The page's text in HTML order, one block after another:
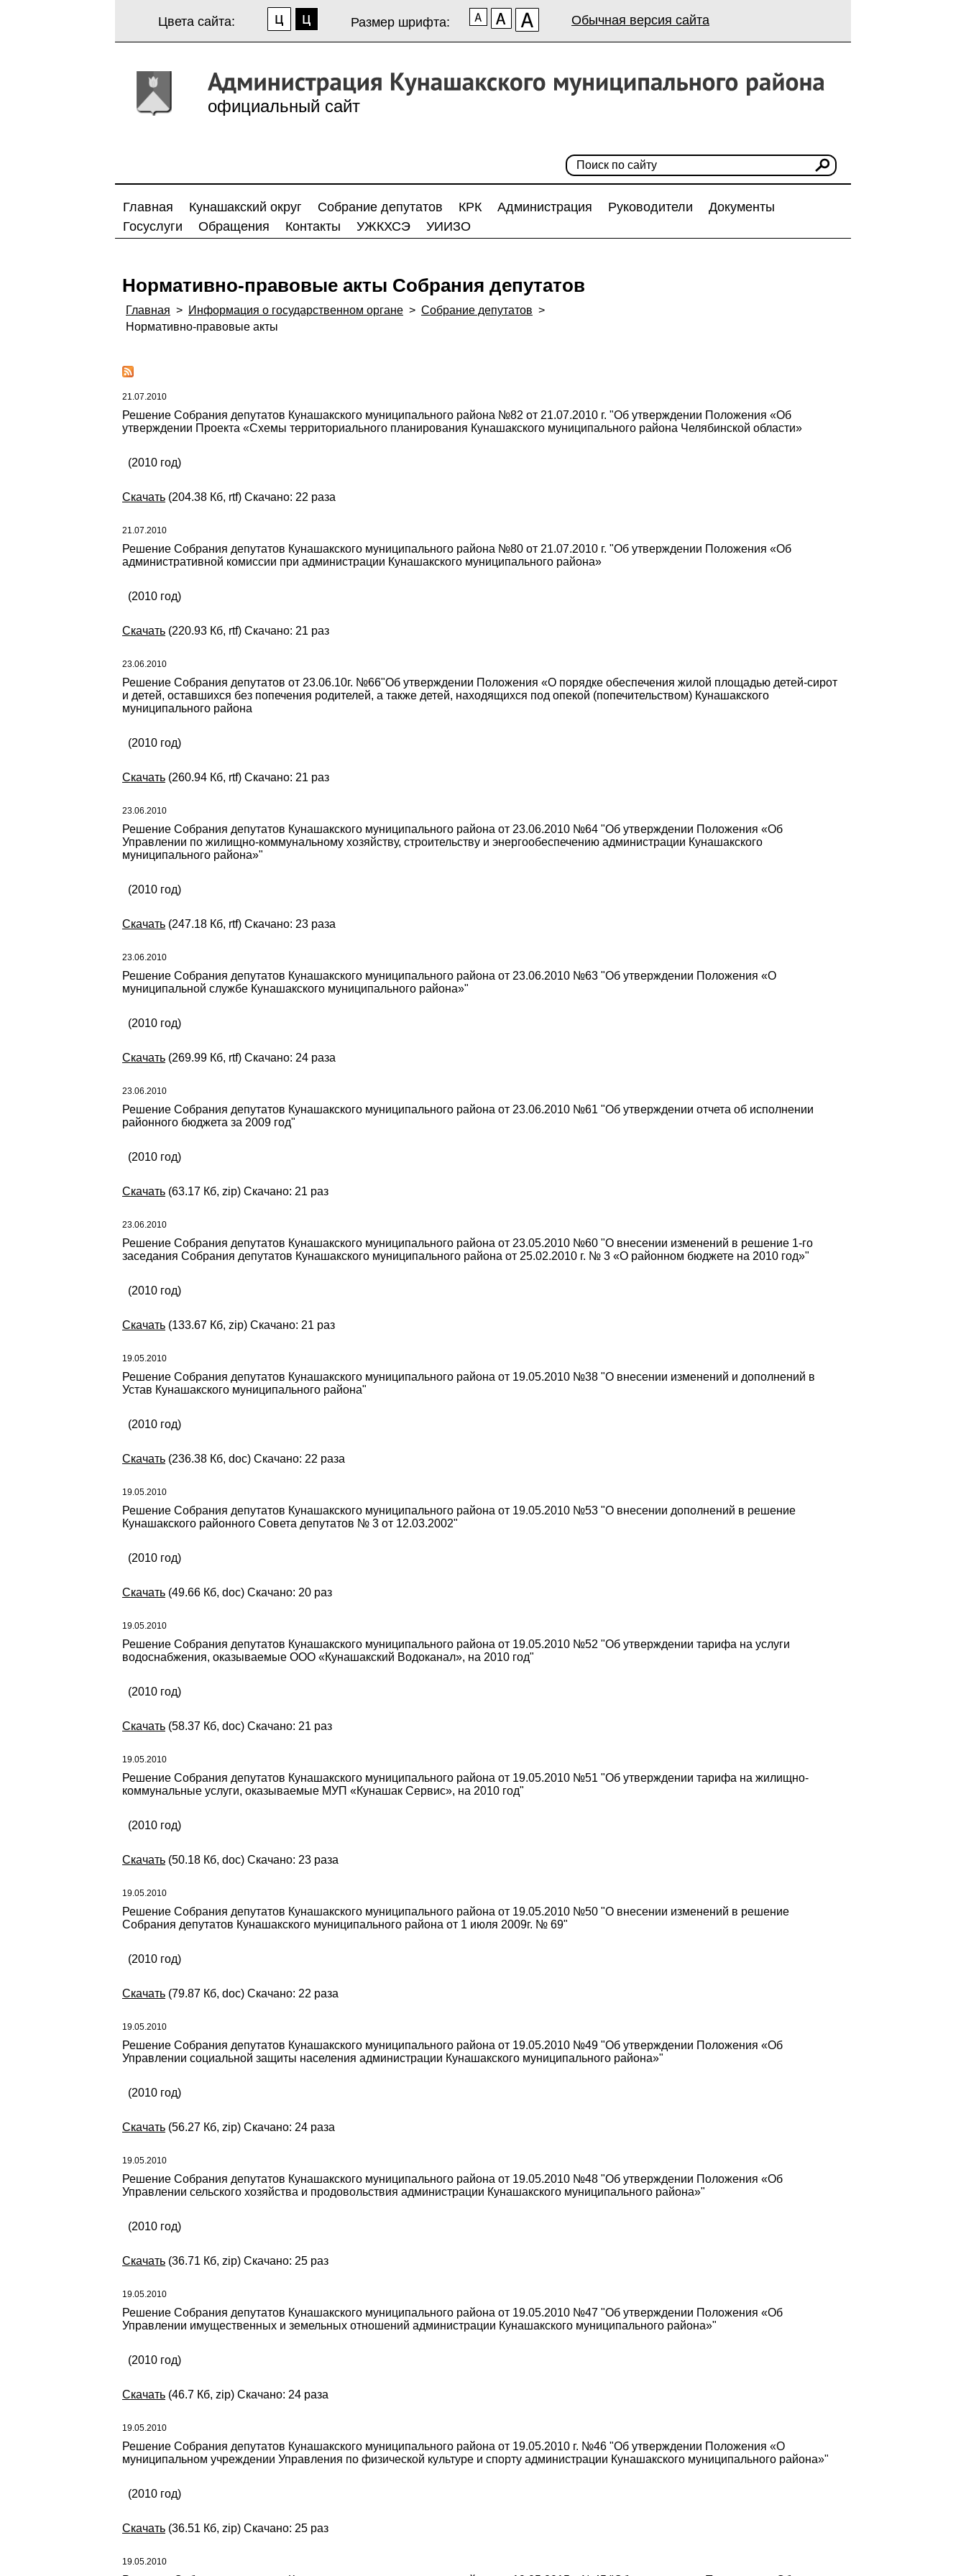
Цвета сайта: Размер шрифта: Обычная версия сайта
официальный сайт
Главная Кунашакский округ Собрание депутатов КРК Администрация Руководители
Документы
Госуслуги
Обращения Контакты УЖКХСЭ УИИЗО
Нормативно-правовые акты Собрания депутатов
Главная > Информация о государственном органе > Собрание депутатов >
Нормативно-правовые акты
21.07.2010
Решение Собрания депутатов Кунашакского муниципального района №82 от 21.07.2010 г. "Об утверждении Положения «Об
утверждении Проекта «Схемы территориального планирования Кунашакского муниципального района Челябинской области»
(2010 год)
Скачать (204.38 Кб, rtf) Скачано: 22 раза
21.07.2010
Решение Собрания депутатов Кунашакского муниципального района №80 от 21.07.2010 г. "Об утверждении Положения «Об
административной комиссии при администрации Кунашакского муниципального района»
(2010 год)
Скачать (220.93 Кб, rtf) Скачано: 21 раз
23.06.2010
Решение Собрания депутатов от 23.06.10г. №66"Об утверждении Положения «О порядке обеспечения жилой площадью детей-сирот
и детей, оставшихся без попечения родителей, а также детей, находящихся под опекой (попечительством) Кунашакского
муниципального района
(2010 год)
Скачать (260.94 Кб, rtf) Скачано: 21 раз
23.06.2010
Решение Собрания депутатов Кунашакского муниципального района от 23.06.2010 №64 "Об утверждении Положения «Об
Управлении по жилищно-коммунальному хозяйству, строительству и энергообеспечению администрации Кунашакского
муниципального района»"
(2010 год)
Скачать (247.18 Кб, rtf) Скачано: 23 раза
23.06.2010
Решение Собрания депутатов Кунашакского муниципального района от 23.06.2010 №63 "Об утверждении Положения «О
муниципальной службе Кунашакского муниципального района»"
(2010 год)
Скачать (269.99 Кб, rtf) Скачано: 24 раза
23.06.2010
Решение Собрания депутатов Кунашакского муниципального района от 23.06.2010 №61 "Об утверждении отчета об исполнении
районного бюджета за 2009 год"
(2010 год)
Скачать (63.17 Кб, zip) Скачано: 21 раз
23.06.2010
Решение Собрания депутатов Кунашакского муниципального района от 23.05.2010 №60 "О внесении изменений в решение 1-го
заседания Собрания депутатов Кунашакского муниципального района от 25.02.2010 г. № 3 «О районном бюджете на 2010 год»"
(2010 год)
Скачать (133.67 Кб, zip) Скачано: 21 раз
19.05.2010
Решение Собрания депутатов Кунашакского муниципального района от 19.05.2010 №38 "О внесении изменений и дополнений в
Устав Кунашакского муниципального района"
(2010 год)
Скачать (236.38 Кб, doc) Скачано: 22 раза
19.05.2010
Решение Собрания депутатов Кунашакского муниципального района от 19.05.2010 №53 "О внесении дополнений в решение
Кунашакского районного Совета депутатов № 3 от 12.03.2002"
(2010 год)
Скачать (49.66 Кб, doc) Скачано: 20 раз
19.05.2010
Решение Собрания депутатов Кунашакского муниципального района от 19.05.2010 №52 "Об утверждении тарифа на услуги
водоснабжения, оказываемые ООО «Кунашакский Водоканал», на 2010 год"
(2010 год)
Скачать (58.37 Кб, doc) Скачано: 21 раз
19.05.2010
Решение Собрания депутатов Кунашакского муниципального района от 19.05.2010 №51 "Об утверждении тарифа на жилищно-
коммунальные услуги, оказываемые МУП «Кунашак Сервис», на 2010 год"
(2010 год)
Скачать (50.18 Кб, doc) Скачано: 23 раза
19.05.2010
Решение Собрания депутатов Кунашакского муниципального района от 19.05.2010 №50 "О внесении изменений в решение
Собрания депутатов Кунашакского муниципального района от 1 июля 2009г. № 69"
(2010 год)
Скачать (79.87 Кб, doc) Скачано: 22 раза
19.05.2010
Решение Собрания депутатов Кунашакского муниципального района от 19.05.2010 №49 "Об утверждении Положения «Об
Управлении социальной защиты населения администрации Кунашакского муниципального района»"
(2010 год)
Скачать (56.27 Кб, zip) Скачано: 24 раза
19.05.2010
Решение Собрания депутатов Кунашакского муниципального района от 19.05.2010 №48 "Об утверждении Положения «Об
Управлении сельского хозяйства и продовольствия администрации Кунашакского муниципального района»"
(2010 год)
Скачать (36.71 Кб, zip) Скачано: 25 раз
19.05.2010
Решение Собрания депутатов Кунашакского муниципального района от 19.05.2010 №47 "Об утверждении Положения «Об
Управлении имущественных и земельных отношений администрации Кунашакского муниципального района»"
(2010 год)
Скачать (46.7 Кб, zip) Скачано: 24 раза
19.05.2010
Решение Собрания депутатов Кунашакского муниципального района от 19.05.2010 г. №46 "Об утверждении Положения «О
муниципальном учреждении Управления по физической культуре и спорту администрации Кунашакского муниципального района»"
(2010 год)
Скачать (36.51 Кб, zip) Скачано: 25 раз
19.05.2010